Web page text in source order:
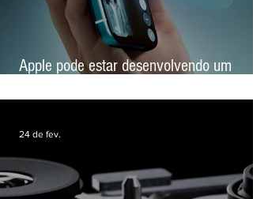
Apple pode estar desenvolvendo um
24 de fev.